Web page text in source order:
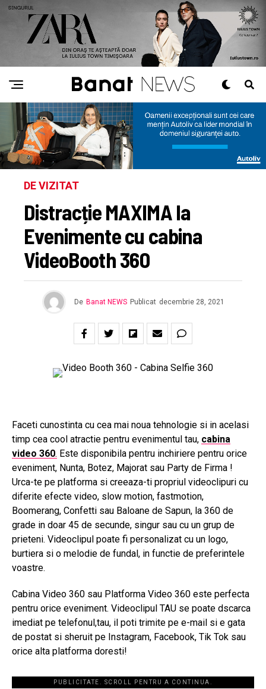
DE VIZITAT
Distracție MAXIMA la
Evenimente cu cabina
VideoBooth 360
De Banat NEWS Publicat decembrie 28, 2021
Faceti cunostinta cu cea mai noua tehnologie si in acelasi
timp cea cool atractie pentru evenimentul tau, cabina
video 360. Este disponibila pentru inchiriere pentru orice
eveniment, Nunta, Botez, Majorat sau Party de Firma !
Urca-te pe platforma si creeaza-ti propriul videoclipuri cu
diferite efecte video, slow motion, fastmotion,
Boomerang, Confetti sau Baloane de Sapun, la 360 de
grade in doar 45 de secunde, singur sau cu un grup de
prieteni. Videoclipul poate fi personalizat cu un logo,
burtiera si o melodie de fundal, in functie de preferintele
voastre.
Cabina Video 360 sau Platforma Video 360 este perfecta
pentru orice eveniment. Videoclipul TAU se poate dscarca
imediat pe telefonul,tau, il poti trimite pe e-mail si e gata
de postat si sheruit pe Instagram, Facebook, Tik Tok sau
orice alta platforma doresti!
PUBLICITATE. SCROLL PENTRU A CONTINUA.